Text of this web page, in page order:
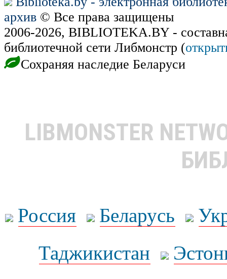
архив © Все права защищены
2006-2026, BIBLIOTEKA.BY -
библиотечной сети Либмонстр (
Сохраняя наследие Беларуси
LIBMONSTER
Россия Беларусь
Таджикистан